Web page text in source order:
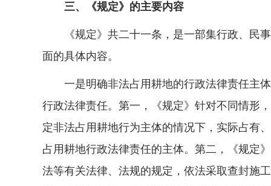
三、《规定》的主要内容
《规定》共二十一条，是一部集行政、民事
面的具体内容。
一是明确非法占用耕地的行政法律责任主体
行政法律责任。第一，《规定》针对不同情形
定非法占用耕地行为主体的情况下，实际占有
占用耕地行政法律责任的主体。第二，《规定
法等有关法律、法规的规定，依法采取查封施